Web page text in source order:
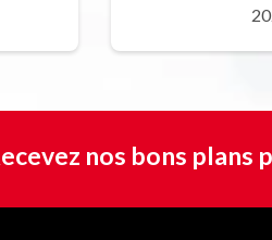
nos bons plans